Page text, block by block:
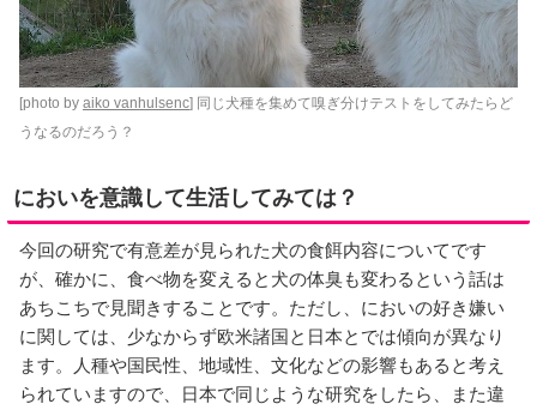
[photo by aiko vanhulsenc] 同じ犬種を集めて嗅ぎ分けテストをしてみたらど
うなるのだろう？
においを意識して生活してみては？
今回の研究で有意差が見られた犬の食餌内容についてです
が、確かに、食べ物を変えると犬の体臭も変わるという話は
あちこちで見聞きすることです。ただし、においの好き嫌い
に関しては、少なからず欧米諸国と日本とでは傾向が異なり
ます。人種や国民性、地域性、文化などの影響もあると考え
られていますので、日本で同じような研究をしたら、また違